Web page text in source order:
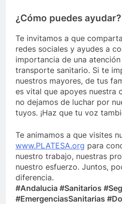
¿Cómo puedes ayudar?
Te invitamos a que
redes sociales y ayudes a
importancia de una
transporte sanitario. Si te
nuestros mayores, de tus
es vital que apoyes nuestra
no dejamos de luchar por
tuyos. ¡Haz que tu voz
Te animamos a que visites
www.PLATESA.org para
nuestro trabajo, nuestras
nuestro esfuerzo. Juntos,
diferencia.
#Andalucia #Sanitarios
#EmergenciasSanitarias